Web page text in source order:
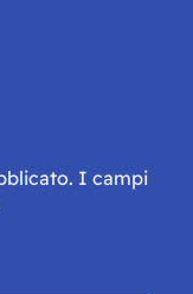
I campi